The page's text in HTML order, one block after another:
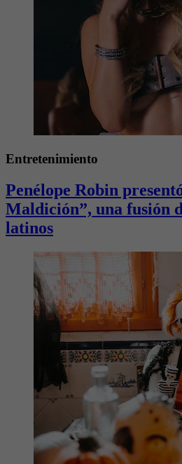
Entretenimiento
Penélope Robin
Maldición”, una fusión
latinos